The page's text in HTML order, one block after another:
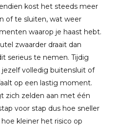
kost het steeds meer
of te sluiten, wat weer
waarop je haast hebt.
zwaarder draait dan
serieus te nemen. Tijdig
volledig buitensluit of
op een lastig moment.
zich zelden aan met één
voor stap dus hoe sneller
kleiner het risico op